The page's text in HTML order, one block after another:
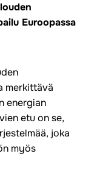
Euroopassa
merkittävä
energian
etu on se,
joka
myös